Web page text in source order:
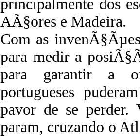
principalmente dos
AÃ§ores e Madeira.
Com as
para medir a
para garantir a
portugueses
pavor de se perder.
param, cruzando o